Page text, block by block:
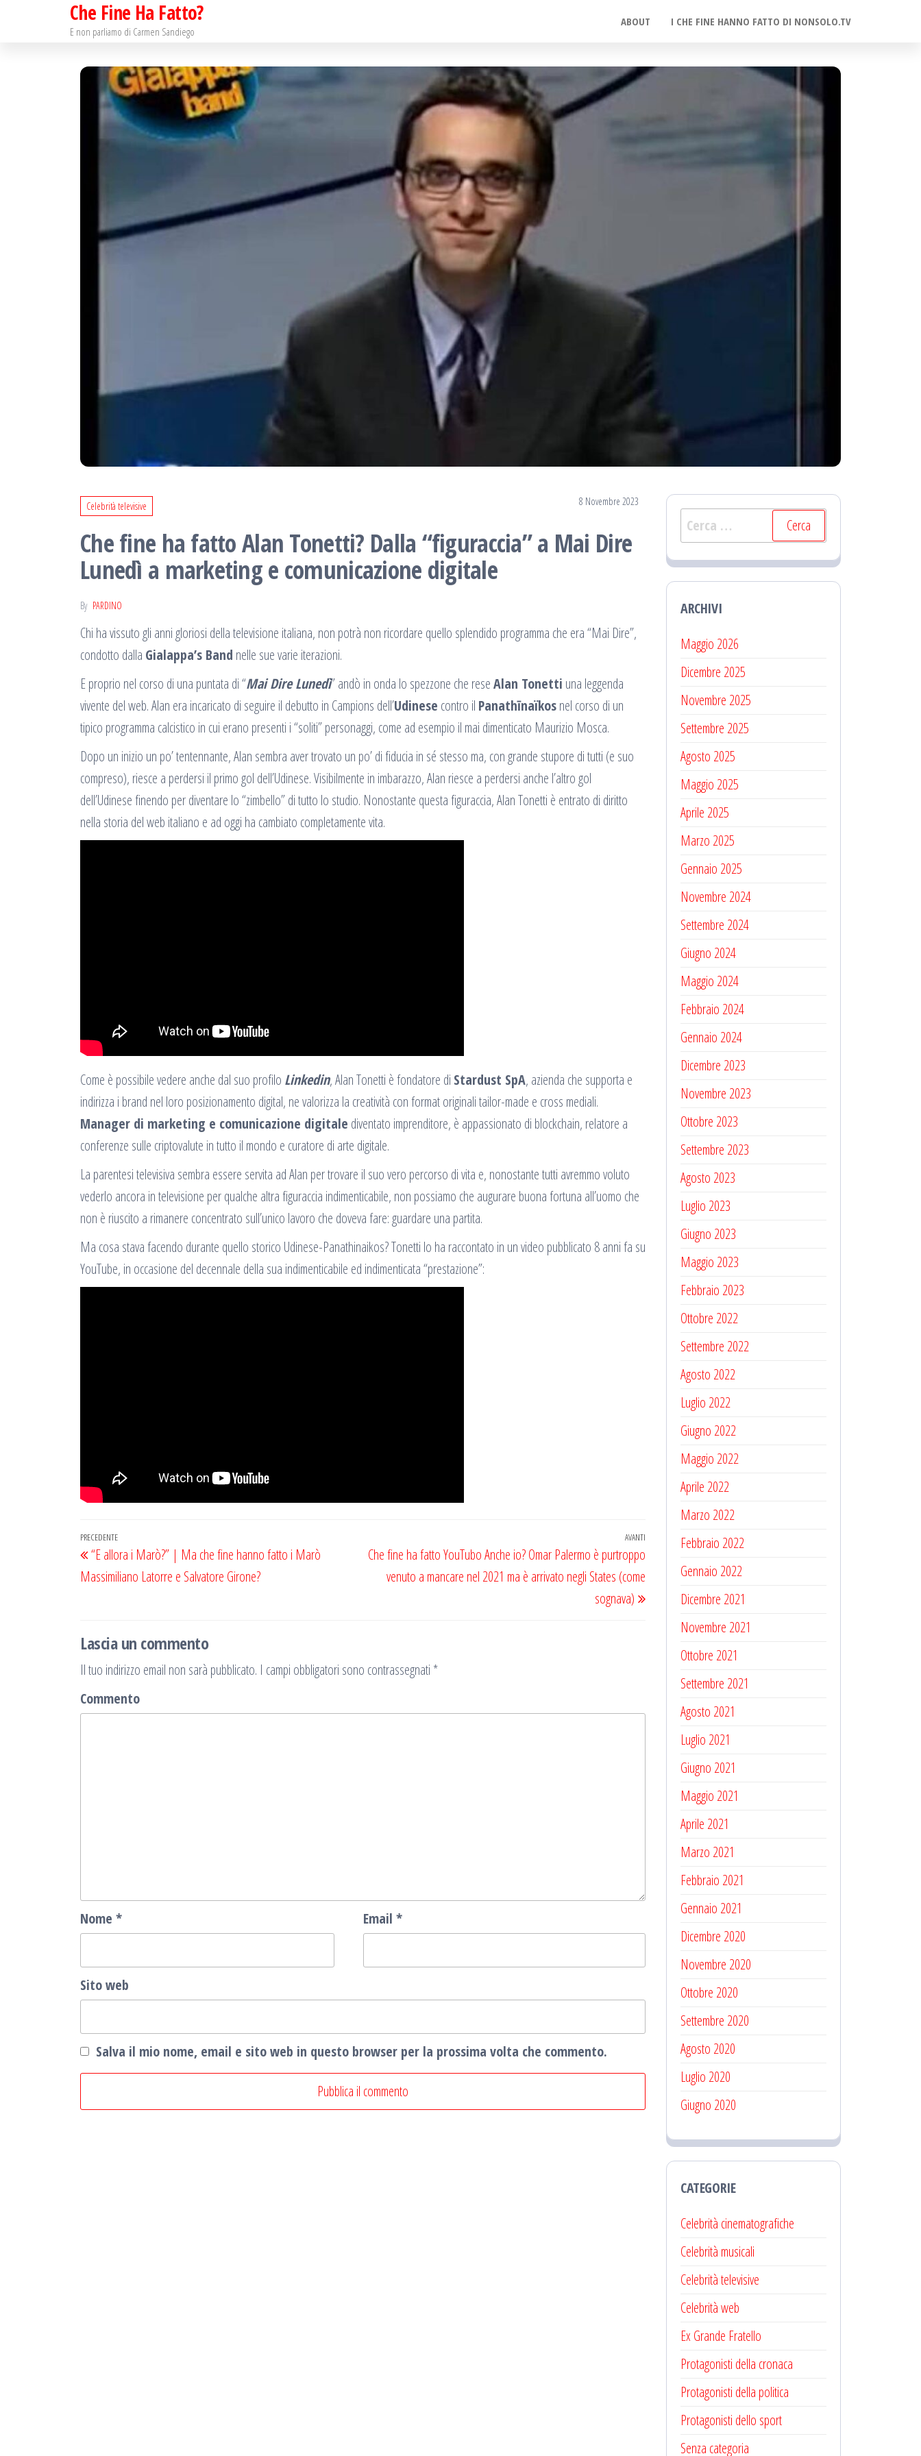
Che Fine Ha Fatto?
E non parliamo di Carmen Sandiego
ABOUT I CHE FINE HANNO FATTO DI NONSOLO.TV
Celebrità televisive 8 Novembre 2023
Che fine ha fatto Alan Tonetti? Dalla “figuraccia” a Mai Dire
Lunedì a marketing e comunicazione digitale
By PARDINO
Chi ha vissuto gli anni gloriosi della televisione italiana, non potrà non ricordare quello splendido programma che era “Mai Dire”,
condotto dalla Gialappa’s Band nelle sue varie iterazioni.
E proprio nel corso di una puntata di “Mai Dire Lunedì” andò in onda lo spezzone che reseAlan Tonetti una leggenda
vivente del web. Alan era incaricato di seguire il debutto in Campions dell’Udinese contro il Panathīnaïkosnel corso di un
tipico programma calcistico in cui erano presenti i “soliti” personaggi, come ad esempio il mai dimenticato Maurizio Mosca.
Dopo un inizio un po’ tentennante, Alan sembra aver trovato un po’ di fiducia in sé stesso ma, con grande stupore di tutti (e suo
compreso), riesce a perdersi il primo gol dell’Udinese. Visibilmente in imbarazzo, Alan riesce a perdersi anche l’altro gol
dell’Udinese finendo per diventare lo “zimbello” di tutto lo studio. Nonostante questa figuraccia, Alan Tonetti è entrato di diritto
nella storia del web italiano e ad oggi ha cambiato completamente vita.
Come è possibile vedere anche dal suo profilo Linkedin, Alan Tonetti è fondatore di Stardust SpA, azienda che supporta e
indirizza i brand nel loro posizionamento digital, ne valorizza la creatività con format originali tailor-made e cross mediali.
Manager di marketing e comunicazione digitale diventato imprenditore, è appassionato di blockchain, relatore a
conferenze sulle criptovalute in tutto il mondo e curatore di arte digitale.
La parentesi televisiva sembra essere servita ad Alan per trovare il suo vero percorso di vita e, nonostante tutti avremmo voluto
vederlo ancora in televisione per qualche altra figuraccia indimenticabile, non possiamo che augurare buona fortuna all’uomo che
non è riuscito a rimanere concentrato sull’unico lavoro che doveva fare: guardare una partita.
Ma cosa stava facendo durante quello storico Udinese-Panathinaikos? Tonetti lo ha raccontato in un video pubblicato 8 anni fa su
YouTube, in occasione del decennale della sua indimenticabile ed indimenticata “prestazione”:
Navigazione
articoli
Articolo
precedente
PRECEDENTE
“E allora i Marò?” | Ma che fine hanno fatto i Marò
Massimiliano Latorre e Salvatore Girone?
successivo
AVANTI
Che fine ha fatto YouTubo Anche io? Omar Palermo è purtroppo
venuto a mancare nel 2021 ma è arrivato negli States (come
sognava)
Lascia un commento
Il tuo indirizzo email non sarà pubblicato. I campi obbligatori sono contrassegnati *
Commento
Nome * Email *
Sito web
Salva il mio nome, email e sito web in questo browser per la prossima volta che commento.
Ricerca
per:
ARCHIVI
Maggio 2026
Dicembre 2025
Novembre 2025
Settembre 2025
Agosto 2025
Maggio 2025
Aprile 2025
Marzo 2025
Gennaio 2025
Novembre 2024
Settembre 2024
Giugno 2024
Maggio 2024
Febbraio 2024
Gennaio 2024
Dicembre 2023
Novembre 2023
Ottobre 2023
Settembre 2023
Agosto 2023
Luglio 2023
Giugno 2023
Maggio 2023
Febbraio 2023
Ottobre 2022
Settembre 2022
Agosto 2022
Luglio 2022
Giugno 2022
Maggio 2022
Aprile 2022
Marzo 2022
Febbraio 2022
Gennaio 2022
Dicembre 2021
Novembre 2021
Ottobre 2021
Settembre 2021
Agosto 2021
Luglio 2021
Giugno 2021
Maggio 2021
Aprile 2021
Marzo 2021
Febbraio 2021
Gennaio 2021
Dicembre 2020
Novembre 2020
Ottobre 2020
Settembre 2020
Agosto 2020
Luglio 2020
Giugno 2020
CATEGORIE
Celebrità cinematografiche
Celebrità musicali
Celebrità televisive
Celebrità web
Ex Grande Fratello
Protagonisti della cronaca
Protagonisti della politica
Protagonisti dello sport
Senza categoria